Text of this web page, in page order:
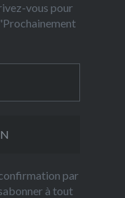
vous pour
par
à tout